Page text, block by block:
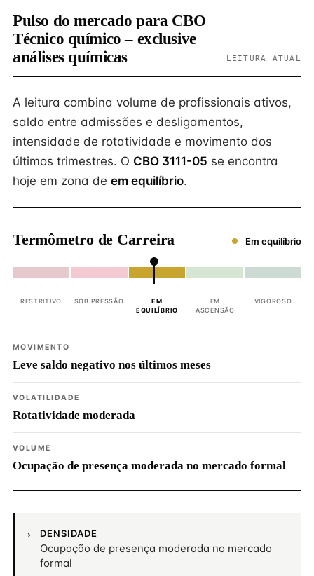
Pulso do mercado para CBO
Técnico químico – exclusive
análises químicas
LEITURA ATUAL
A leitura combina volume de profissionais ativos,
saldo entre admissões e desligamentos,
intensidade de rotatividade e movimento dos
últimos trimestres. O CBO 3111-05 se encontra
hoje em zona de em equilíbrio.
Termômetro de Carreira Em equilíbrio
RESTRITIVO SOB PRESSÃO
EM
EQUILÍBRIO
EM
ASCENSÃO
VIGOROSO
MOVIMENTO
Leve saldo negativo nos últimos meses
VOLATILIDADE
Rotatividade moderada
VOLUME
Ocupação de presença moderada no mercado formal
DENSIDADE
Ocupação de presença moderada no mercado
formal